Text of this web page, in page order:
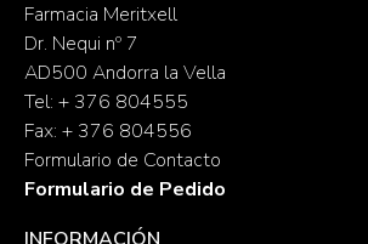
Farmacia Meritxell
Dr. Nequi nº 7
AD500 Andorra la Vella
Tel: + 376 804555
Fax: + 376 804556
Formulario de Contacto
Formulario de Pedido